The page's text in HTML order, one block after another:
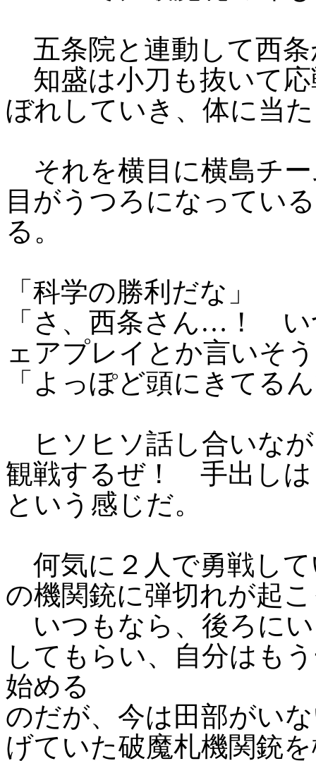
五条院と連動して西
知盛は小刀も抜いて
ぼれしていき、体に当
それを横目に横島チ
目がうつろになってい
る。
「科学の勝利だな」
「さ、西条さん…！ い
ェアプレイとか言いそ
「よっぽど頭にきてる
ヒソヒソ話し合いな
観戦するぜ！ 手出し
という感じだ。
何気に２人で勇戦し
の機関銃に弾切れが起
いつもなら、後ろに
してもらい、自分はも
始める
のだが、今は田部がい
げていた破魔札機関銃